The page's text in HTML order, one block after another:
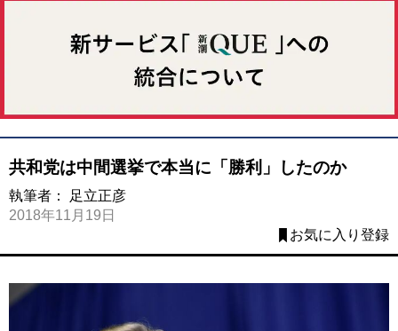
共和党は中間選挙で本当に「勝利」したのか
執筆者：
足立正彦
2018年11月19日
お気に入り登録